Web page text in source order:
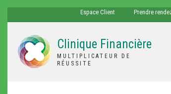
Aller
principal
espace
client
Espace Client Prendre
Clinique Financière
MULTIPLICATEUR DE
RÉUSSITE